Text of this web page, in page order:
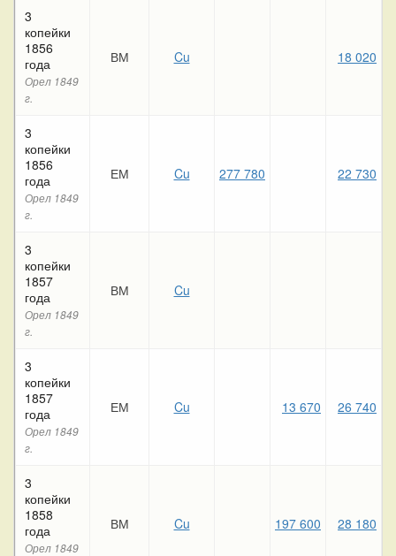
3
копейки
1856
года
Орел 1849
г.
ВМ Cu 18 020
3
копейки
1856
года
Орел 1849
г.
ЕМ Cu 277 780 22 730
3
копейки
1857
года
Орел 1849
г.
ВМ Cu
3
копейки
1857
года
Орел 1849
г.
ЕМ Cu 13 670 26 740
3
копейки
1858
года
Орел 1849
ВМ Cu 197 600 28 180